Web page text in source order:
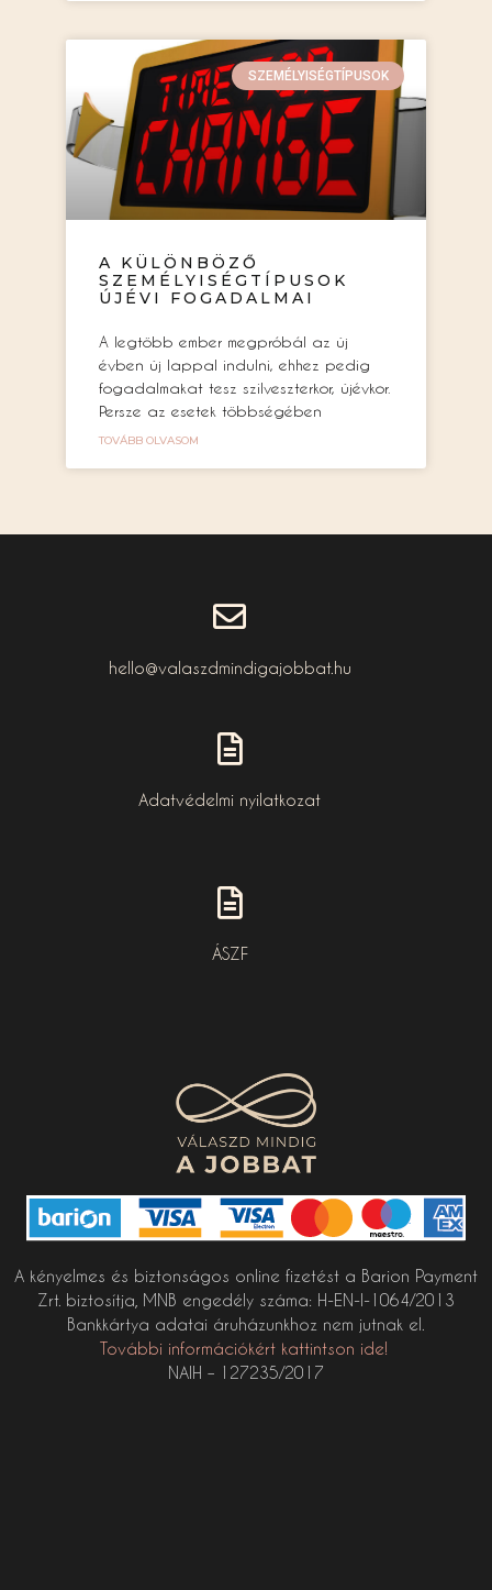
SZEMÉLYISÉGTÍPUSOK
A KÜLÖNBÖZŐ
SZEMÉLYISÉGTÍPUSOK
ÚJÉVI FOGADALMAI
A legtöbb ember megpróbál az új
évben új lappal indulni, ehhez pedig
fogadalmakat tesz szilveszterkor, újévkor.
Persze az esetek többségében
TOVÁBB OLVASOM
hello@valaszdmindigajobbat.hu
Adatvédelmi nyilatkozat
ÁSZF
A kényelmes és biztonságos online fizetést a Barion Payment
Zrt. biztosítja, MNB engedély száma: H-EN-I-1064/2013
Bankkártya adatai áruházunkhoz nem jutnak el.
További információkért kattintson ide!
NAIH – 127235/2017